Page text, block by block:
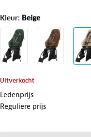
Kleur: Beige
Uitverkocht
Ledenprijs
Reguliere prijs